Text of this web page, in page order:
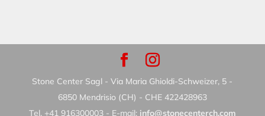
Stone Center Sagl - Via Maria Ghioldi-Schweizer, 5 -
6850 Mendrisio (CH) - CHE 422428963
Tel. +41 916300003 - E-mail: info@stonecenterch.com